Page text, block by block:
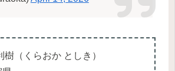
樹（くらおか としき）